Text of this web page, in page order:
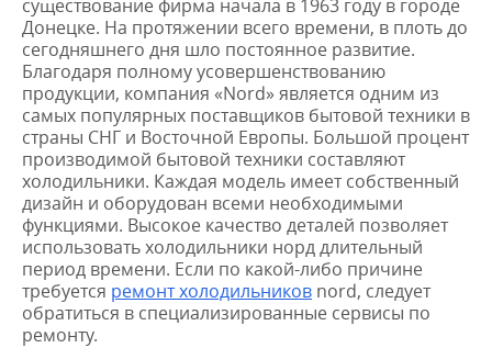
существование фирма начала в 1963 году в городе
Донецке. На протяжении всего времени, в плоть до
сегодняшнего дня шло постоянное развитие.
Благодаря полному усовершенствованию
продукции, компания «Nord» является одним из
самых популярных поставщиков бытовой техники в
страны СНГ и Восточной Европы. Большой процент
производимой бытовой техники составляют
холодильники. Каждая модель имеет собственный
дизайн и оборудован всеми необходимыми
функциями. Высокое качество деталей позволяет
использовать холодильники норд длительный
период времени. Если по какой-либо причине
требуется ремонт холодильников nord, следует
обратиться в специализированные сервисы по
ремонту.